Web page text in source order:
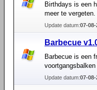
Birthdays is een
meer te vergeten.
Update datum:07-08-
Barbecue
Barbecue is een
Update datum:07-08-